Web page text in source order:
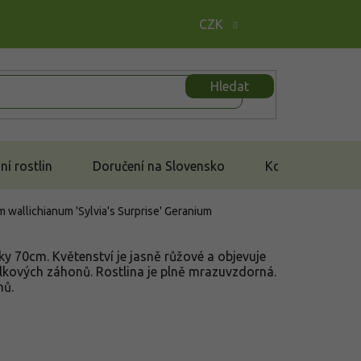
CZK
Hledat
rostlin Doručení na Slovensko Kontakt
wallichianum 'Sylvia's Surprise' Geranium
70cm. Květenství je jasně růžové a objevuje
záhonů. Rostlina je plně mrazuvzdorná.